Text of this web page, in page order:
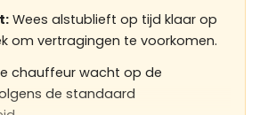
Wees alstublieft op tijd klaar op
om vertragingen te voorkomen.
chauffeur wacht op de
de standaard